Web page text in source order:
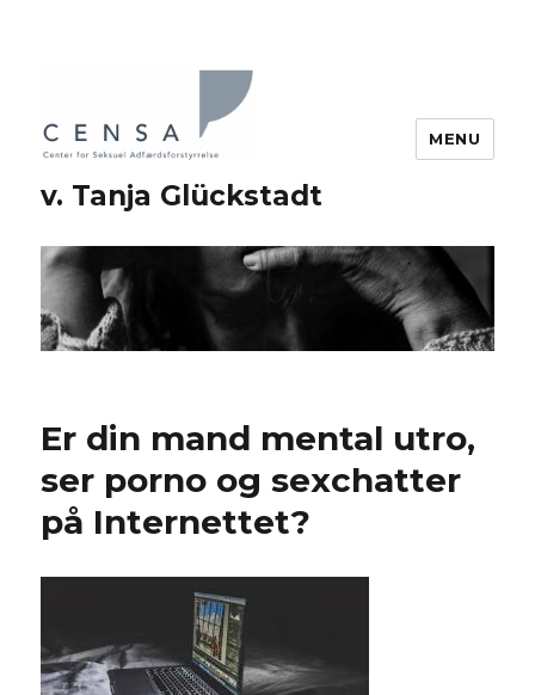
v. Tanja Glückstadt
MENU
Er din mand mental utro,
ser porno og sexchatter
på Internettet?